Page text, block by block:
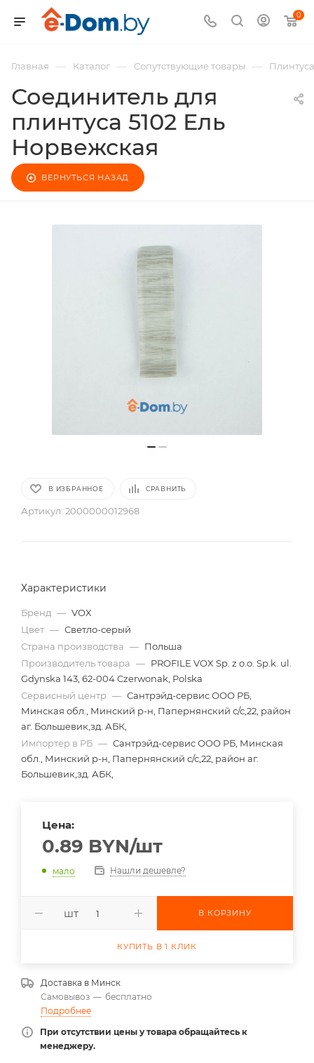
0
Главная — Каталог — Сопутствующие товары — Плинтуса
Соединитель для
плинтуса 5102 Ель
Норвежская
ВЕРНУТЬСЯ НАЗАД
В ИЗБРАННОЕ СРАВНИТЬ
Артикул: 2000000012968
Характеристики
Бренд — VOX
Цвет — Светло-серый
Страна производства — Польша
Производитель товара — PROFILE VOX Sp. z o.o. Sp.k. ul.
Gdynska 143, 62-004 Czerwonak, Polska
Сервисный центр — Сантрэйд-сервис ООО РБ,
Минская обл., Минский р-н, Папернянский с/с,22, район
аг. Большевик,зд. АБК,
Импортер в РБ — Сантрэйд-сервис ООО РБ, Минская
обл., Минский р-н, Папернянский с/с,22, район аг.
Большевик,зд. АБК,
Цена:
0.89 BYN/шт
мало Нашли дешевле?
шт В КОРЗИНУ
КУПИТЬ В 1 КЛИК
Доставка в Минск
Самовывоз — бесплатно
Подробнее
При отсутствии цены у товара обращайтесь к
менеджеру.